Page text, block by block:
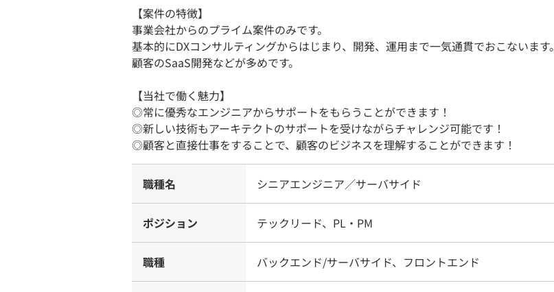
【案件の特徴】
事業会社からのプライム案件のみです。
基本的にDXコンサルティングからはじまり、開発、運用まで一気通貫でおこないます。
顧客のSaaS開発などが多めです。
【当社で働く魅力】
◎常に優秀なエンジニアからサポートをもらうことができます！
◎新しい技術もアーキテクトのサポートを受けながらチャレンジ可能です！
◎顧客と直接仕事をすることで、顧客のビジネスを理解することができます！
職種名 シニアエンジニア／サーバサイド
ポジション テックリード、PL・PM
職種 バックエンド/サーバサイド、フロントエンド